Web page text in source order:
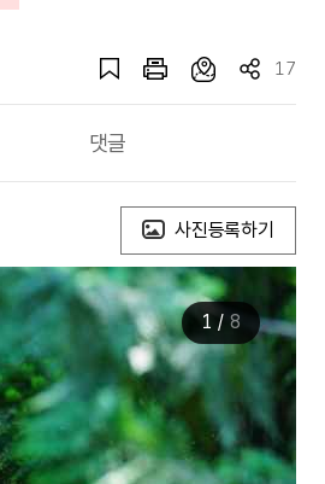
17
댓글
사진등록하기
1 / 8